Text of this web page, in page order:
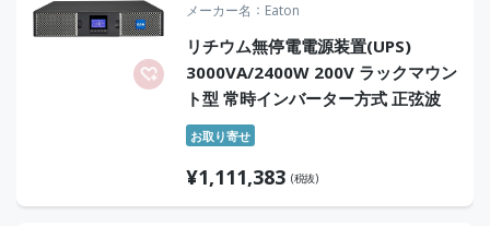
メーカー名 Eaton
リチウム無停電電源装置(UPS)
3000VA/2400W 200V ラックマウン
ト型 常時インバーター方式 正弦波
お取り寄せ
¥1,111,383 (税抜)